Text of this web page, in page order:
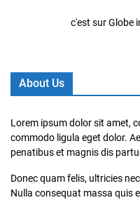
c'est sur Globe
About Us
Lorem ipsum dolor sit amet,
commodo ligula eget dolor.
penatibus et magnis dis
Donec quam felis, ultricies
Nulla consequat massa quis